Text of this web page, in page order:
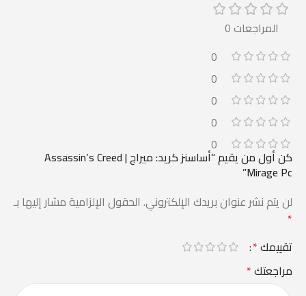
المراجعات 0
0
0
0
0
0
كن أول من يقيم “أساسنز كريد: ميراج | Assassin’s Creed
Mirage Pc”
لن يتم نشر عنوان بريدك الإلكتروني. الحقول الإلزامية مشار إليها بـ
*
تقييمك*
مراجعتك*